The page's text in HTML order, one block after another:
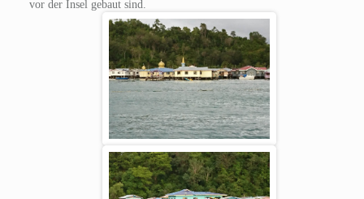
vor der Insel gebaut sind.